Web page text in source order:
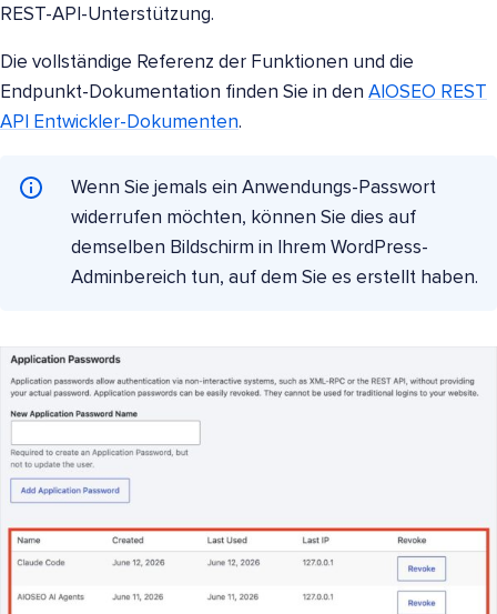
REST-API-Unterstützung.
Die vollständige Referenz der Funktionen und die
Endpunkt-Dokumentation finden Sie in den AIOSEO REST
API Entwickler-Dokumenten.
Wenn Sie jemals ein Anwendungs-Passwort
widerrufen möchten, können Sie dies auf
demselben Bildschirm in Ihrem WordPress-
Adminbereich tun, auf dem Sie es erstellt haben.